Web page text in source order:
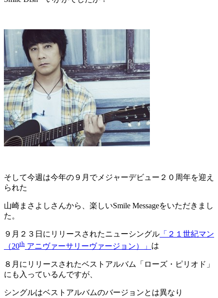
そして今週は今年の９月でメジャーデビュー２０周年を迎え
られた
山崎まさよしさんから、楽しいSmile Messageをいただきまし
た。
９月２３日にリリースされたニューシングル 「２１世紀マン
（20th アニヴァーサリーヴァージョン）」 は
８月にリリースされたベストアルバム「ローズ・ピリオド」
にも入っているんですが、
シングルはベストアルバムのバージョンとは異なり